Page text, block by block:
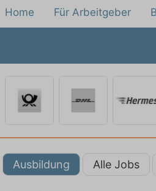
Home Für Arbeitgeber
Ausbildung Alle Jobs